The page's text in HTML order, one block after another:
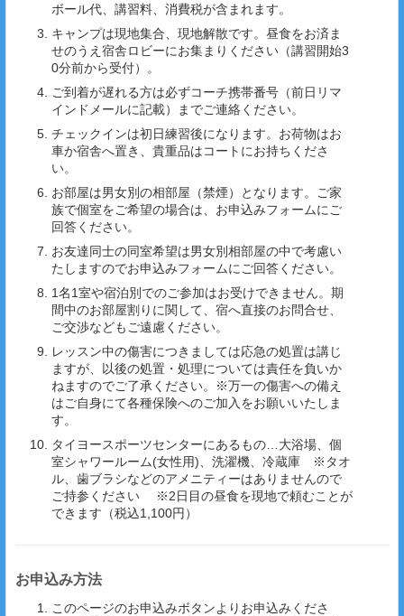
ボール代、講習料、消費税が含まれます。
キャンプは現地集合、現地解散です。昼食をお済ま
せのうえ宿舎ロビーにお集まりください（講習開始3
0分前から受付）。
ご到着が遅れる方は必ずコーチ携帯番号（前日リマ
インドメールに記載）までご連絡ください。
チェックインは初日練習後になります。お荷物はお
車か宿舎へ置き、貴重品はコートにお持ちくださ
い。
お部屋は男女別の相部屋（禁煙）となります。ご家
族で個室をご希望の場合は、お申込みフォームにご
回答ください。
お友達同士の同室希望は男女別相部屋の中で考慮い
たしますのでお申込みフォームにご回答ください。
1名1室や宿泊別でのご参加はお受けできません。期
間中のお部屋割りに関して、宿へ直接のお問合せ、
ご交渉などもご遠慮ください。
レッスン中の傷害につきましては応急の処置は講じ
ますが、以後の処置・処理については責任を負いか
ねますのでご了承ください。
※万一の傷害への備え
はご自身にて各種保険へのご加入をお願いいたしま
す。
タイヨースポーツセンターにあるもの… 大浴場、個
室シャワールーム(女性用)、洗濯機、冷蔵庫 ※タオ
ル、歯ブラシなどのアメニティーはありませんので
ご持参ください
※2日目の昼食を現地で頼むことが
できます（税込1,100円）
お申込み方法
このページのお申込みボタンよりお申込みくださ